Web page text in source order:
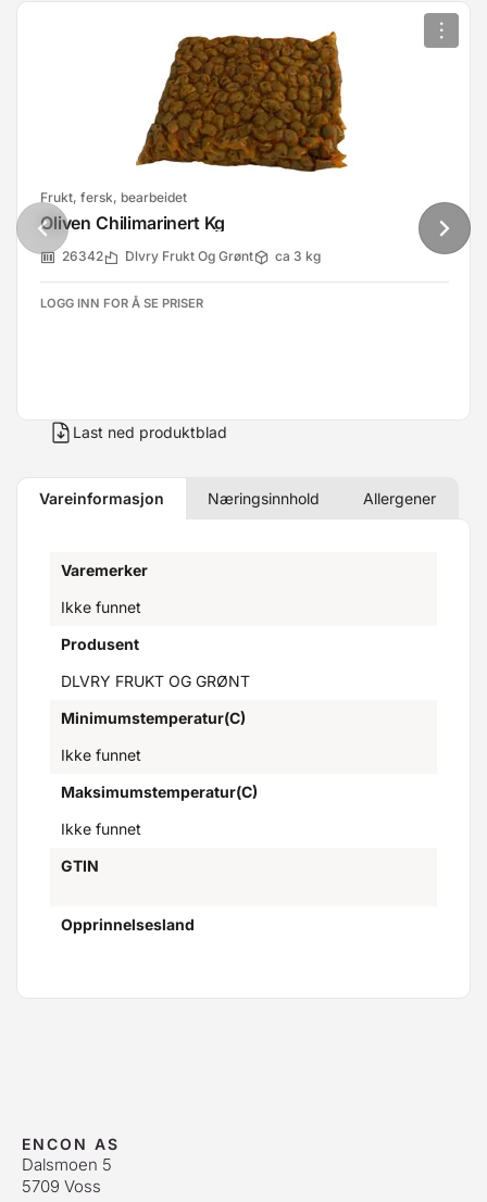
Frukt, fersk, bearbeidet
Oliven Chilimarinert Kg
26342 Dlvry Frukt Og Grønt ca 3 kg
LOGG INN FOR Å SE PRISER
Last ned produktblad
Vareinformasjon Næringsinnhold Allergener
Varemerker
Ikke funnet
Produsent
DLVRY FRUKT OG GRØNT
Minimumstemperatur(C)
Ikke funnet
Maksimumstemperatur(C)
Ikke funnet
GTIN
Opprinnelsesland
ENCON AS
Dalsmoen 5
5709 Voss